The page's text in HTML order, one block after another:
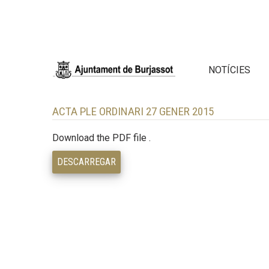
NOTÍCIES
ACTA PLE ORDINARI 27 GENER 2015
Download the PDF file .
DESCARREGAR